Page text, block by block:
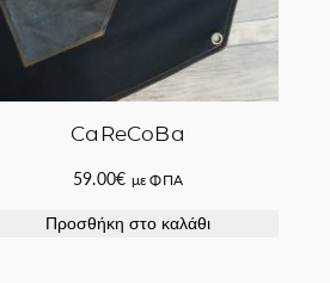
CaReCoBa
59.00€ με ΦΠΑ
Προσθήκη στο καλάθι